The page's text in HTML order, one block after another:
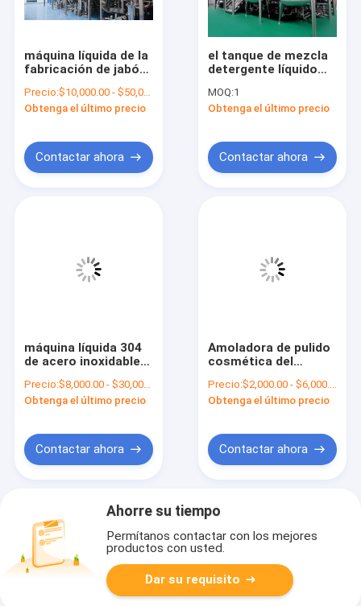
máquina líquida de la
fabricación de jabón
SUS316L del
mezclador 2400L 22
Precio:$10,000.00 - $50,000.00/Sets
Obtenga el último precio
Contactar ahora
el tanque de mezcla
detergente líquido
la opción del
homogeneizador
MOQ:1
Obtenga el último precio
Contactar ahora
máquina líquida 304
de acero inoxidables
jabón del lavado a
mano 500L
Precio:$8,000.00 - $30,000.00/Sets
Obtenga el último precio
Contactar ahora
Amoladora de pulido
cosmética del
máquina 12L del
molino
Precio:$2,000.00 - $6,000.00/Sets
Obtenga el último precio
Contactar ahora
Ahorre su tiempo
Permítanos contactar con los mejores
productos con usted.
Dar su requisito